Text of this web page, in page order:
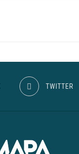
TWITTER